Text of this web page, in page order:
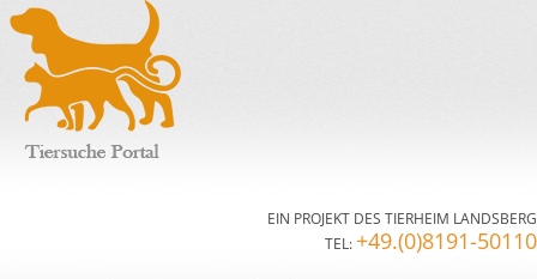
EIN PROJEKT DES TIERHEIM LANDSBERG
TEL: +49.(0)8191-50110